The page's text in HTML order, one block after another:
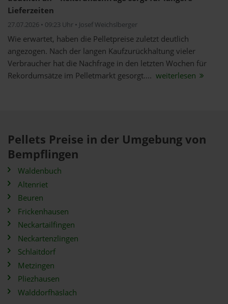
Lieferzeiten
27.07.2026 • 09:23 Uhr • Josef Weichslberger
Wie erwartet, haben die Pelletpreise zuletzt deutlich
angezogen. Nach der langen Kaufzurückhaltung vieler
Verbraucher hat die Nachfrage in den letzten Wochen für
Rekordumsätze im Pelletmarkt gesorgt.... weiterlesen
Pellets Preise in der Umgebung von
Bempflingen
Waldenbuch
Altenriet
Beuren
Frickenhausen
Neckartailfingen
Neckartenzlingen
Schlaitdorf
Metzingen
Pliezhausen
Walddorfhäslach